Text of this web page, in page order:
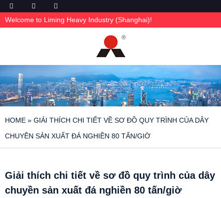
Welcome to Liming Heavy Industry (Shanghai)!
HOME » GIẢI THÍCH CHI TIẾT VỀ SƠ ĐỒ QUY TRÌNH CỦA DÂY
CHUYỀN SẢN XUẤT ĐÁ NGHIỀN 80 TẤN/GIỜ
Giải thích chi tiết về sơ đồ quy trình của dây
chuyền sản xuất đá nghiền 80 tấn/giờ